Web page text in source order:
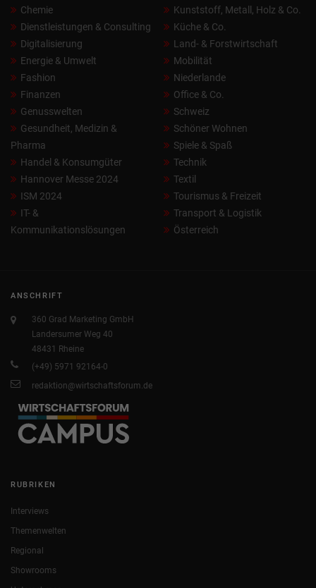
Chemie
Dienstleistungen & Consulting
Digitalisierung
Energie & Umwelt
Fashion
Finanzen
Genusswelten
Gesundheit, Medizin &
Pharma
Handel & Konsumgüter
Hannover Messe 2024
ISM 2024
IT- &
Kommunikationslösungen
Kunststoff, Metall, Holz & Co.
Küche & Co.
Land- & Forstwirtschaft
Mobilität
Niederlande
Office & Co.
Schweiz
Schöner Wohnen
Spiele & Spaß
Technik
Textil
Tourismus & Freizeit
Transport & Logistik
Österreich
ANSCHRIFT
360 Grad Marketing GmbH
Landersumer Weg 40
48431 Rheine
(+49) 5971 92164-0
redaktion@wirtschaftsforum.de
RUBRIKEN
Interviews
Themenwelten
Regional
Showrooms